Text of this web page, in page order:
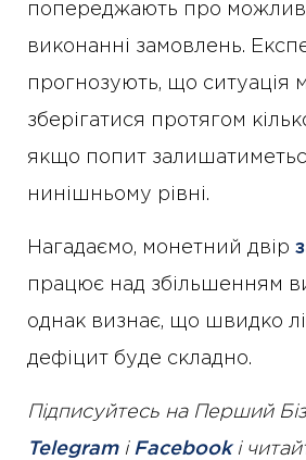
попереджають про
виконанні замовлень.
прогнозують, що ситуація
зберігатися протягом
якщо попит
нинішньому рівні.
Нагадаємо, монетний двір
працює над збільшенням
однак визнає, що швидко
дефіцит буде складно.
Підписуйтесь на Перший
Telegramі Facebookі